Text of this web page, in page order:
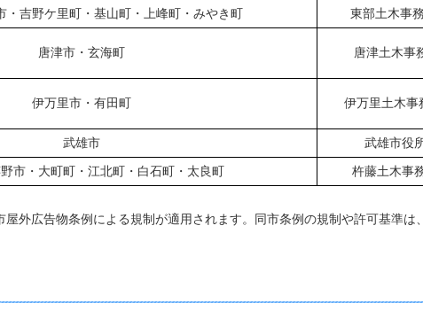
・吉野ケ里町・基山町・上峰町・みやき町 東部土木事
唐津市・玄海町 唐津土木事
伊万里市・有田町 伊万里土木事
武雄市 武雄市役
市・大町町・江北町・白石町・太良町
杵藤土木事
外広告物条例による規制が適用されます。同市条例の規制や許可基準